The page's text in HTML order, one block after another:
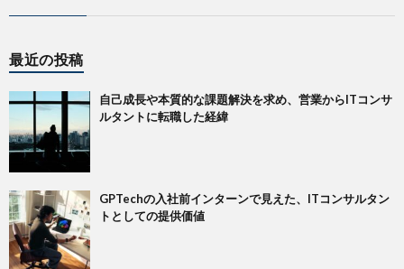
最近の投稿
自己成長や本質的な課題解決を求め、営業からITコンサ
ルタントに転職した経緯
GPTechの入社前インターンで見えた、ITコンサルタン
トとしての提供価値